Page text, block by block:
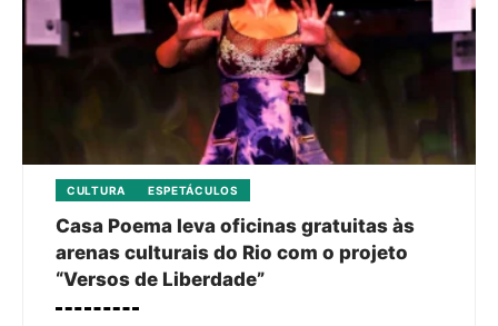
CULTURA ESPETÁCULOS
Casa Poema leva oficinas gratuitas às
arenas culturais do Rio com o projeto
“Versos de Liberdade”